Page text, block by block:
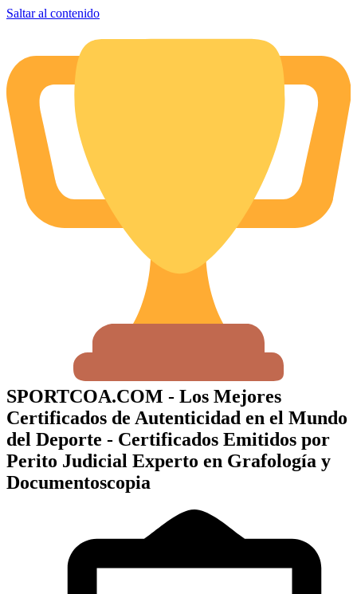
Saltar al contenido
SPORTCOA.COM - Los Mejores
Certificados de Autenticidad en el Mundo
del Deporte - Certificados Emitidos por
Perito Judicial Experto en Grafología y
Documentoscopia